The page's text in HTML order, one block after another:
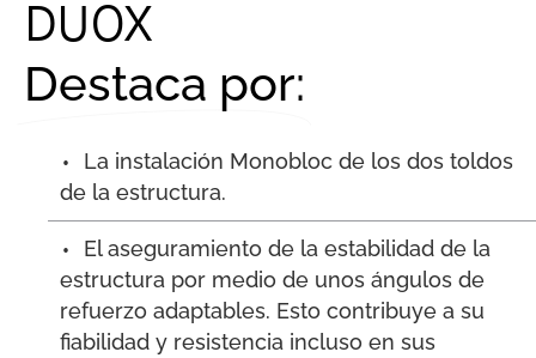
DUOX
Destaca por:
La instalación Monobloc de los dos toldos
de la estructura.
El aseguramiento de la estabilidad de la
estructura por medio de unos ángulos de
refuerzo adaptables. Esto contribuye a su
fiabilidad y resistencia incluso en sus